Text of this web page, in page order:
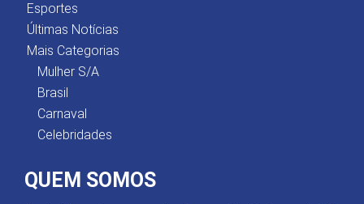
Esportes
Últimas Notícias
Mais Categorias
Mulher S/A
Brasil
Carnaval
Celebridades
QUEM SOMOS